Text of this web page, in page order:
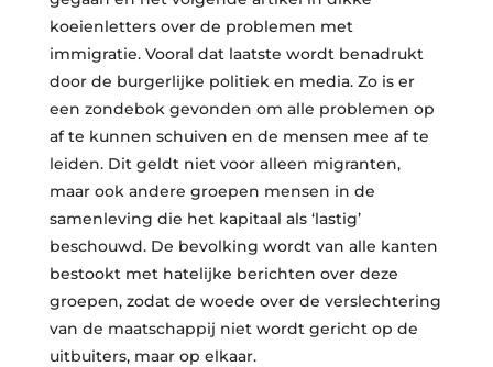
koeienletters over de problemen met
immigratie. Vooral dat laatste wordt benadrukt
door de burgerlijke politiek en media. Zo is er
een zondebok gevonden om alle problemen op
af te kunnen schuiven en de mensen mee af te
leiden. Dit geldt niet voor alleen migranten,
maar ook andere groepen mensen in de
samenleving die het kapitaal als ‘lastig’
beschouwd. De bevolking wordt van alle kanten
bestookt met hatelijke berichten over deze
groepen, zodat de woede over de verslechtering
van de maatschappij niet wordt gericht op de
uitbuiters, maar op elkaar.